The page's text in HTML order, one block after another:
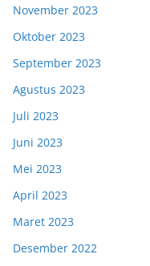
November 2023
Oktober 2023
September 2023
Agustus 2023
Juli 2023
Juni 2023
Mei 2023
April 2023
Maret 2023
Desember 2022